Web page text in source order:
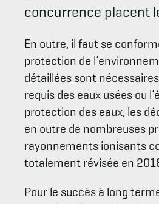
concurrence placent
En outre, il faut se
protection de
détaillées sont
requis des eaux usées ou
protection des eaux, les
en outre de nombreuses
rayonnements ionisants
totalement révisée en
Pour le succès à long